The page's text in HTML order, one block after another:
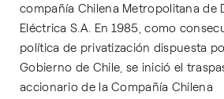
compañía Chilena Metropolitana de
Eléctrica S.A. En 1985, como
política de privatización dispuesta
Gobierno de Chile, se inició el
accionario de la Compañía Chilena